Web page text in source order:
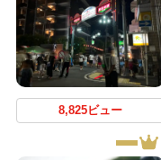
8,825ビュー